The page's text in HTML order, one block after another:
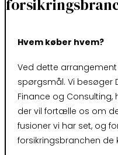
Hvem køber hvem?
Ved dette
spørgsmål. Vi besøger
Finance og Consulting,
der vil fortælle os om
fusioner vi har set, og
forsikringsbranchen